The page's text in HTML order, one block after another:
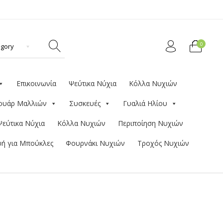
0
Επικοινωνία Ψεύτικα Νύχια Κόλλα Νυχιών
Μαλλιών Συσκευές Γυαλιά Ηλίου
Νύχια Κόλλα Νυχιών Περιποίηση Νυχιών
για Μπούκλες Φουρνάκι Νυχιών Τροχός Νυχιών